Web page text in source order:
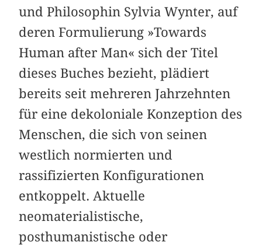
und Philosophin Sylvia Wynter, auf
deren Formulierung »Towards
Human after Man« sich der Titel
dieses Buches bezieht, plädiert
bereits seit mehreren Jahrzehnten
für eine dekoloniale Konzeption des
Menschen, die sich von seinen
westlich normierten und
rassifizierten Konfigurationen
entkoppelt. Aktuelle
neomaterialistische,
posthumanistische oder